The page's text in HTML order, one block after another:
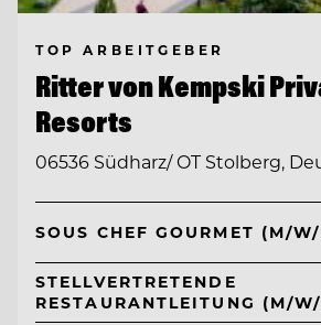
TOP ARBEITGEBER
Ritter von Kempski
Resorts
06536 Südharz/ OT Stolberg,
SOUS CHEF GOURMET (M/
STELLVERTRETENDE
RESTAURANTLEITUNG (M/